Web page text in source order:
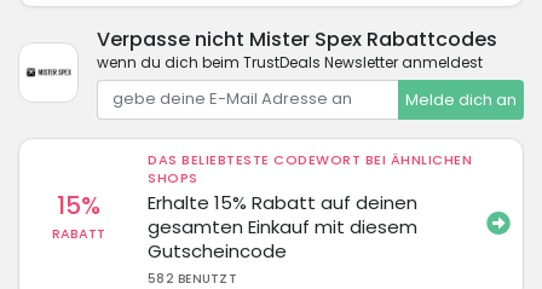
Verpasse nicht Mister Spex Rabattcodes
wenn du dich beim TrustDeals Newsletter anmeldest
Melde dich an
15%
RABATT
DAS BELIEBTESTE CODEWORT BEI ÄHNLICHEN
SHOPS
Erhalte 15% Rabatt auf deinen
gesamten Einkauf mit diesem
Gutscheincode
582 BENUTZT